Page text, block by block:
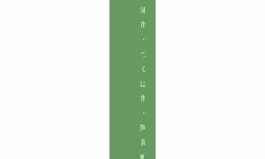
浦
市
・
つ
く
ば
市
・
阿
見
町